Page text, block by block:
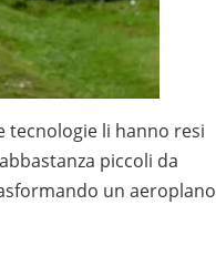
tecnologie li hanno resi
piccoli da
un aeroplano